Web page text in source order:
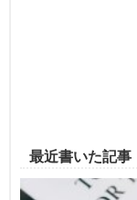
最近書いた記事